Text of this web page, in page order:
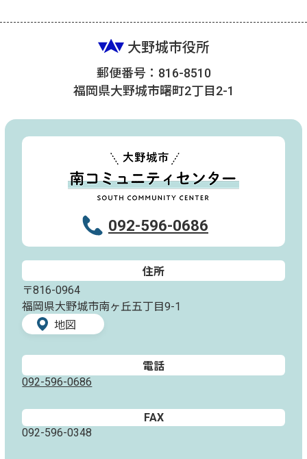
大野城市役所
郵便番号：816-8510
福岡県大野城市曙町2丁目2-1
092-596-0686
住所
〒816-0964
福岡県大野城市南ヶ丘五丁目9-1
地図
電話
092-596-0686
FAX
092-596-0348